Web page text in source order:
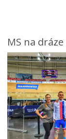
MS na dráze